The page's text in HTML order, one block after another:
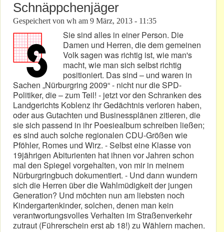
Schnäppchenjäger
Gespeichert von wh am 9 März, 2013 - 11:35
Sie sind alles in einer Person. Die
Damen und Herren, die dem gemeinen
Volk sagen was richtig ist, wie man's
macht, wie man sich selbst richtig
positioniert. Das sind – und waren in
Sachen „Nürburgring 2009“ - nicht nur die SPD-
Politiker, die – zum Teil! - jetzt vor den Schranken des
Landgerichts Koblenz ihr Gedächtnis verloren haben,
oder aus Gutachten und Businessplänen zitieren, die
sie sich passend in ihr Poesiealbum schreiben ließen;
es sind auch solche regionalen CDU-Größen wie
Pföhler, Romes und Wirz. - Selbst eine Klasse von
19jährigen Abiturienten hat ihnen vor Jahren schon
mal den Spiegel vorgehalten, von mir in meinem
Nürburgringbuch dokumentiert. - Und dann wundern
sich die Herren über die Wahlmüdigkeit der jungen
Generation? Und möchten nun am liebsten noch
Kindergartenkinder, solchen, denen man kein
verantwortungsvolles Verhalten im Straßenverkehr
zutraut (Führerschein erst ab 18!) zu Wählern machen.